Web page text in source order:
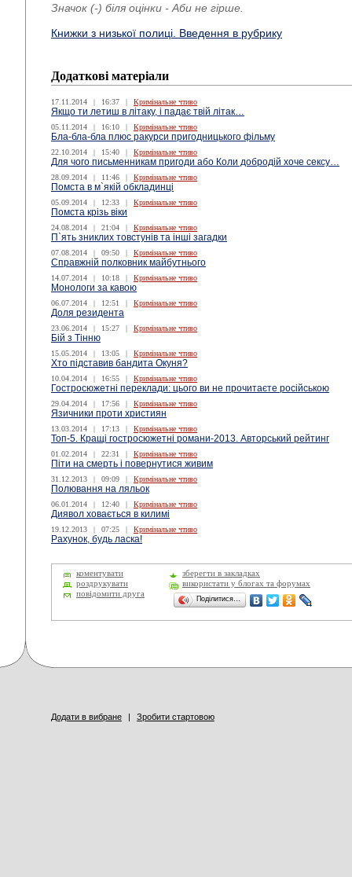
Значок (-) біля оцінки - Аби не гірше.
Книжки з низької полиці. Введення в рубрику
Додаткові матеріали
17.11.2014 | 16:37 | Кримінальне чтиво
Якщо ти летиш в літаку, і падає твій літак…
05.11.2014 | 16:10 | Кримінальне чтиво
Бла-бла-бла плюс ракурси пригодницького фільму
22.10.2014 | 15:40 | Кримінальне чтиво
Для чого письменникам пригоди або Коли добродій хоче сексу…
28.09.2014 | 11:46 | Кримінальне чтиво
Помста в м`якій обкладинці
05.09.2014 | 12:33 | Кримінальне чтиво
Помста крізь віки
24.08.2014 | 21:04 | Кримінальне чтиво
П`ять зниклих товстунів та інші загадки
07.08.2014 | 09:50 | Кримінальне чтиво
Справжній полковник майбутнього
14.07.2014 | 10:18 | Кримінальне чтиво
Монологи за кавою
06.07.2014 | 12:51 | Кримінальне чтиво
Доля резидента
23.06.2014 | 15:27 | Кримінальне чтиво
Бій з Тінню
15.05.2014 | 13:05 | Кримінальне чтиво
Хто підставив бандита Окуня?
10.04.2014 | 16:55 | Кримінальне чтиво
Гостросюжетні переклади: цього ви не прочитаєте російською
29.04.2014 | 17:56 | Кримінальне чтиво
Язичники проти християн
13.03.2014 | 17:13 | Кримінальне чтиво
Топ-5. Кращі гостросюжетні романи-2013. Авторський рейтинг
01.02.2014 | 22:31 | Кримінальне чтиво
Піти на смерть і повернутися живим
31.12.2013 | 09:09 | Кримінальне чтиво
Полювання на ляльок
06.01.2014 | 12:40 | Кримінальне чтиво
Диявол ховається в килимі
19.12.2013 | 07:25 | Кримінальне чтиво
Рахунок, будь ласка!
коментувати
зберегти в закладках
роздрукувати
використати у блогах та форумах
повідомити друга
Поділитися…
Додати в вибране | Зробити стартовою